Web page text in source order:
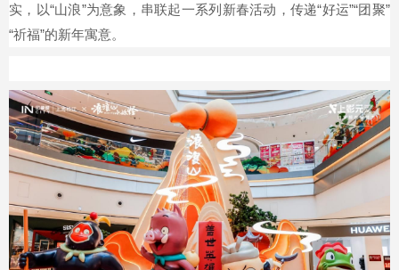
实，以“山浪”为意象，串联起一系列新春活动，传递“好运”“团聚”
“祈福”的新年寓意。